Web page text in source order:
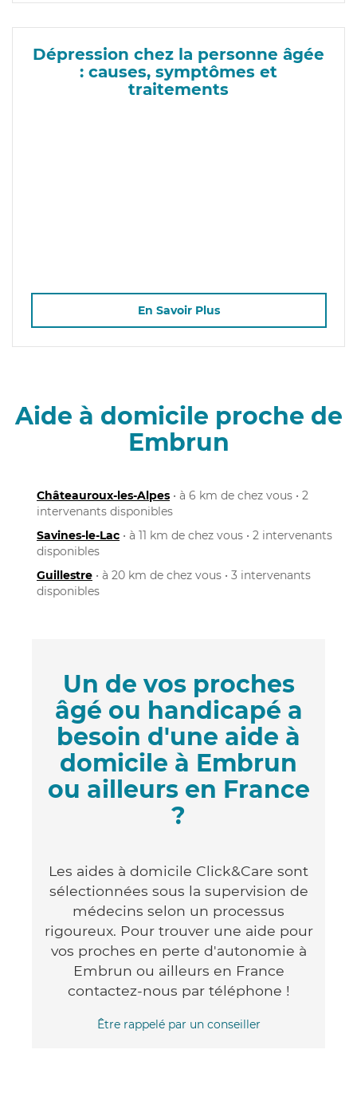
Dépression chez la personne âgée
: causes, symptômes et
traitements
En Savoir Plus
Aide à domicile proche de
Embrun
Châteauroux-les-Alpes • à 6 km de chez vous • 2
intervenants disponibles
Savines-le-Lac • à 11 km de chez vous • 2 intervenants
disponibles
Guillestre • à 20 km de chez vous • 3 intervenants
disponibles
Un de vos proches
âgé ou handicapé a
besoin d'une aide à
domicile à Embrun
ou ailleurs en France
?
Les aides à domicile Click&Care sont
sélectionnées sous la supervision de
médecins selon un processus
rigoureux. Pour trouver une aide pour
vos proches en perte d'autonomie à
Embrun ou ailleurs en France
contactez-nous par téléphone !
Être rappelé par un conseiller